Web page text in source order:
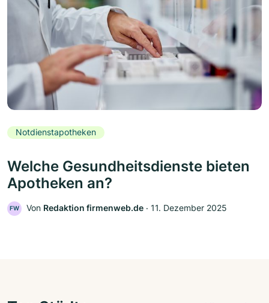
Notdienstapotheken
Welche Gesundheitsdienste bieten
Apotheken an?
FW Von Redaktion firmenweb.de ‧ 11. Dezember 2025